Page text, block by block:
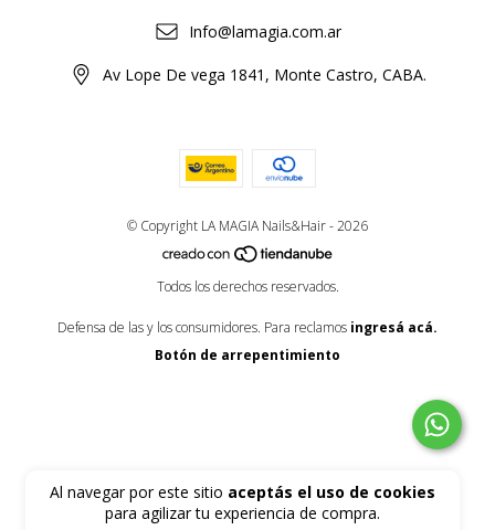
Al navegar por este sitio aceptás el uso de cookies
para agilizar tu experiencia de compra.
Info@lamagia.com.ar
Av Lope De vega 1841, Monte Castro, CABA.
© Copyright LA MAGIA Nails&Hair - 2026
Todos los derechos reservados.
Defensa de las y los consumidores. Para reclamos ingresá acá.
Botón de arrepentimiento